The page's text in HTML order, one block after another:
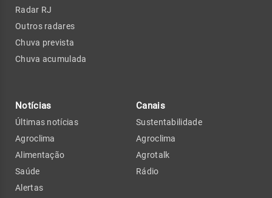
Radar RJ
Outros radares
Chuva prevista
Chuva acumulada
Notícias
Últimas notícias
Agroclima
Alimentação
Saúde
Alertas
Canais
Sustentabilidade
Agroclima
Agrotalk
Rádio